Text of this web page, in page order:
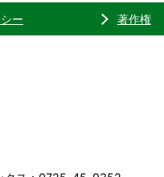
ー 著作権